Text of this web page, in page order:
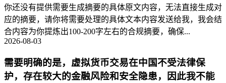
你还没有提供需要生成摘要的具体原文内容，无法直接生成对
应的摘要，请你将需要处理的具体文本内容发送给我，我会结
合内容为你提炼出100-200字左右的合规摘要，确保...
2026-08-03
需要明确的是，虚拟货币交易在中国不受法律保
护，存在较大的金融风险和安全隐患，因此我不能